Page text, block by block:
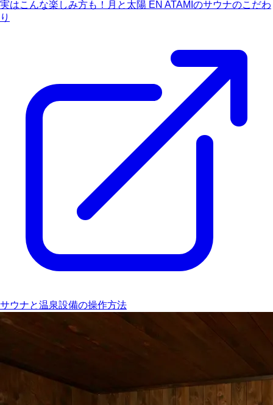
実はこんな楽しみ方も！月と太陽 EN ATAMIのサウナのこだわ
り
サウナと温泉設備の操作方法